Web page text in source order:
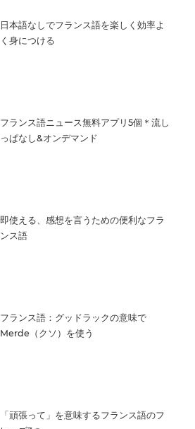
日本語なしでフランス語を楽しく効率よ
く身につける
フランス語ニュース無料アプリ5個＊流し
っぱなし&オンデマンド
即使える、感想を言うための便利なフラ
ンス語
フランス語：グッドラックの意味で
Merde（クソ）を使う
「頑張って」を意味するフランス語のフ